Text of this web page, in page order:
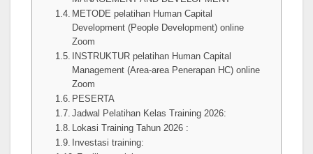
METODE pelatihan Human Capital
Development (People Development) online
Zoom
INSTRUKTUR pelatihan Human Capital
Management (Area-area Penerapan HC) online
Zoom
PESERTA
Jadwal Pelatihan Kelas Training 2026:
Lokasi Training Tahun 2026 :
Investasi training: